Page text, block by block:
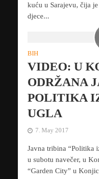
kuću u Sarajevu, čija
djece...
BIH
VIDEO: U
ODRŽANA
POLITIKA
UGLA
7. May 2017
Javna tribina “Politika
u subotu navečer, u
“Garden City” u